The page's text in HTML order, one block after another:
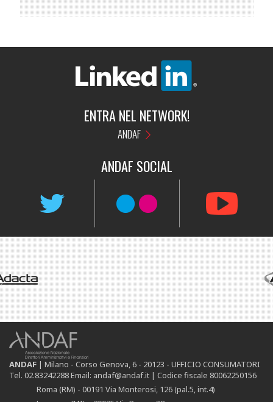
ENTRA NEL NETWORK!
ANDAF
ANDAF SOCIAL
ANDAF | Milano - Corso Genova, 6 - 20123 - UFFICIO CONSUMATORI
Tel. 02.83242288 Email: andaf@andaf.it | Codice fiscale 80062250156
Roma (RM) - 00191 Via Monterosi, 126 (pal.5, int.4)